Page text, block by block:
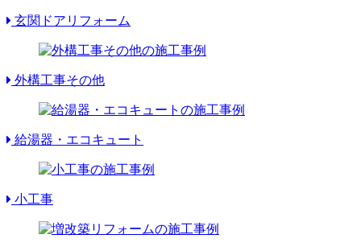
玄関ドアリフォーム
外構工事その他
給湯器・エコキュート
小工事